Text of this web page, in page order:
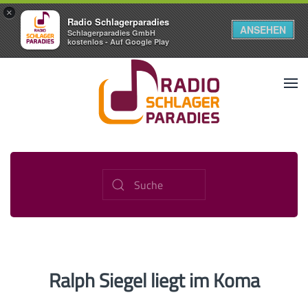
×
Radio Schlagerparadies
Schlagerparadies GmbH
kostenlos - Auf Google Play
ANSEHEN
Ralph Siegel liegt im Koma